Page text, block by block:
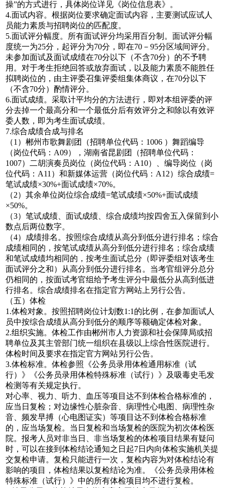
操”的方式进行，具体岗位详见《岗位信息表》。
4.面试内容。根据岗位要求确定面试内容，主要测试应试人
员能力素质与招聘岗位的匹配度。
5.面试评分幅度。所有面试评分均采用百分制。面试评分幅
度统一为25分，起评分为70分，即在70－95分区域间评分。
未参加面试及面试成绩在70分以下（不含70分）的不予聘
用。对于考生拒绝回答或放弃面试，以及能力素质不能胜任
拟聘岗位的，由主评委召集评委组集体商议，在70分以下
（不含70分）酌情评分。
6.面试成绩。采取计平均分的方法进行，即对本组评委的评
分去掉一个最高分和一个最低分后有效评分之和除以有效评
委人数，即为考生面试成绩。
7.综合成绩合成与排名
（1）郴州市歌舞剧团（招聘单位代码：1006 ）舞蹈编导
（岗位代码：A09），湖南省昆剧团（招聘单位代码：
1007）二胡演奏员岗位（岗位代码：A10）、编导岗位（岗
位代码：A11）和新媒体运营（岗位代码：A12）综合成绩=
笔试成绩×30%+面试成绩×70%。
（2）其余单位岗位综合成绩=笔试成绩×50%+面试成绩
×50%。
（3）笔试成绩、面试成绩、综合成绩均按四舍五入保留到小
数点后两位数字。
（4）成绩排名。按照综合成绩从高分到低分进行排名；综合
成绩相同的，按笔试成绩从高分到低分进行排名；综合成绩
和笔试成绩均相同的，按考生面试总分（即评委组对该考生
面试评分之和）从高分到低分进行排名。当考官组评分总分
仍相同的，按面试考官组给予考生评分中最低分从高到低进
行排名。综合成绩排名在指定官方网站上另行公告。
（五）体检
1.体检对象。按照招聘岗位计划数1:1的比例，在参加面试人
员中按综合成绩从高分到低分的顺序等额确定体检对象。
2.组织实施。体检工作由郴州市人力资源和社会保障局或招
聘单位及其主管部门统一组织在县级以上综合性医院进行。
体检时间及要求在指定官方网站另行公告。
3.体检标准。体检参照《公务员录用体检通用标准（试
行）》《公务员录用体检特殊标准（试行）》及吸毒史毛发
检测等有关规定执行。
对心率、视力、听力、血压等项目达不到体检合格标准的，
应当日复检；对边缘性心脏杂音、病理性心电图、病理性杂
音、频发早搏（心电图证实）等项目达不到体检合格标准
的，应当场复检。当日复检和当场复检的医院为初次体检医
院。报考人员对非当日、非当场复检的体检项目结果有疑问
时，可以在接到体检结论通知之日起7日内向体检实施机关提
交复检申请。复检只能进行一次，复检内容为对体检结论有
影响的项目，体检结果以复检结论为准。《公务员录用体检
特殊标准（试行）》中的所有体检项目均不进行复检。